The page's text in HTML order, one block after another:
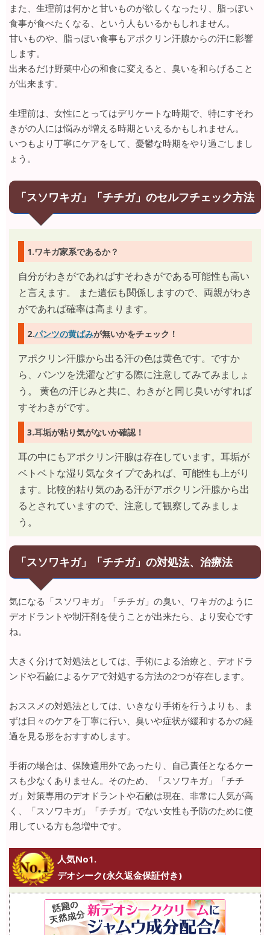
また、生理前は何かと甘いものが欲しくなったり、脂っぽい
食事が食べたくなる、という人もいるかもしれません。
甘いものや、脂っぽい食事もアポクリン汗腺からの汗に影響
します。
出来るだけ野菜中心の和食に変えると、臭いを和らげること
が出来ます。
生理前は、女性にとってはデリケートな時期で、特にすそわ
きがの人には悩みが増える時期といえるかもしれません。
いつもより丁寧にケアをして、憂鬱な時期をやり過ごしまし
ょう。
「スソワキガ」「チチガ」のセルフチェック方法
1.ワキガ家系であるか？
自分がわきがであればすそわきがである可能性も高い
と言えます。 また遺伝も関係しますので、両親がわき
がであれば確率は高まります。
2.パンツの黄ばみが無いかをチェック！
アポクリン汗腺から出る汗の色は黄色です。ですか
ら、パンツを洗濯などする際に注意してみてみましょ
う。 黄色の汗じみと共に、わきがと同じ臭いがすれば
すそわきがです。
3.耳垢が粘り気がないか確認！
耳の中にもアポクリン汗腺は存在しています。耳垢が
ベトベトな湿り気なタイプであれば、可能性も上がり
ます。比較的粘り気のある汗がアポクリン汗腺から出
るとされていますので、注意して観察してみましょ
う。
「スソワキガ」「チチガ」の対処法、治療法
気になる「スソワキガ」「チチガ」の臭い、ワキガのように
デオドラントや制汗剤を使うことが出来たら、より安心です
ね。
大きく分けて対処法としては、手術による治療と、デオドラ
ンドや石鹼によるケアで対処する方法の2つが存在します。
おススメの対処法としては、いきなり手術を行うよりも、ま
ずは日々のケアを丁寧に行い、臭いや症状が緩和するかの経
過を見る形をおすすめします。
手術の場合は、保険適用外であったり、自己責任となるケー
スも少なくありません。そのため、「スソワキガ」「チチ
ガ」対策専用のデオドラントや石鹸は現在、非常に人気が高
く、「スソワキガ」「チチガ」でない女性も予防のために使
用している方も急増中です。
人気No1.
デオシーク(永久返金保証付き)